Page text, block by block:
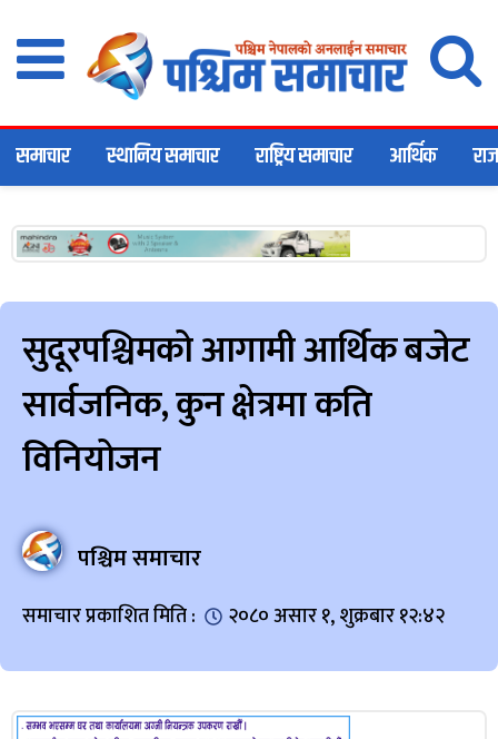
समाचार स्थानिय समाचार राष्ट्रिय समाचार आर्थिक
सुदूरपश्चिमको आगामी आर्थिक बजेट
सार्वजनिक, कुन क्षेत्रमा कति
विनियोजन
पश्चिम समाचार
समाचार प्रकाशित मिति : २०८० असार १, शुक्रबार १२:४२